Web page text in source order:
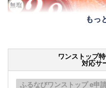
もっ
ワンストップ
対応サ
ふるなびワンストップ e申